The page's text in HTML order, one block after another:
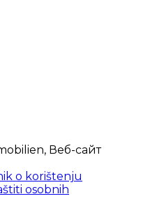
, Веб-сайт
o korištenju
osobnih